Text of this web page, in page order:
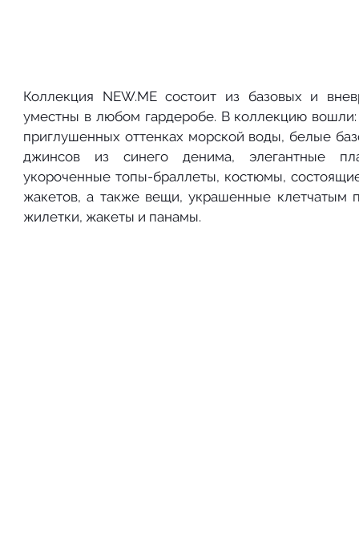
Коллекция NEW.ME состоит из базовых и
уместны в любом гардеробе. В коллекцию
приглушенных оттенках морской воды, белые
джинсов из синего денима, элегантные
укороченные топы-браллеты, костюмы,
жакетов, а также вещи, украшенные клетчатым
жилетки, жакеты и панамы.